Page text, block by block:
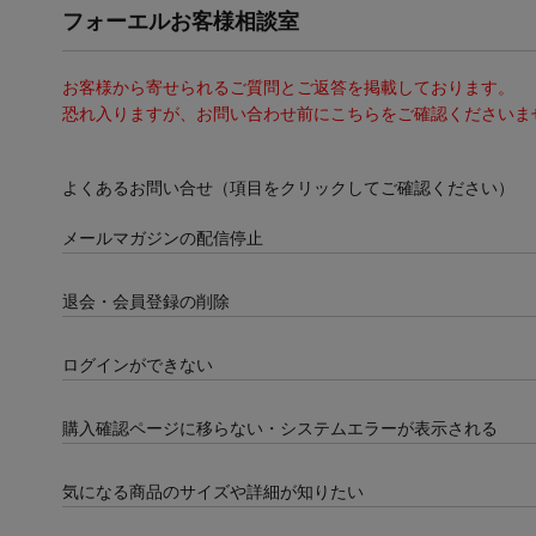
フォーエルお客様相談室
お客様から寄せられるご質問とご返答を掲載しております。
恐れ入りますが、お問い合わせ前にこちらをご確認くださいま
よくあるお問い合せ（項目をクリックしてご確認ください）
メールマガジンの配信停止
退会・会員登録の削除
ログインができない
購入確認ページに移らない・システムエラーが表示される
気になる商品のサイズや詳細が知りたい